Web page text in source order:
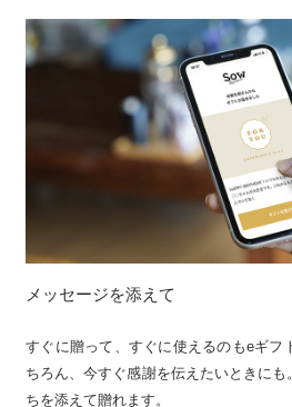
メッセージを添えて
すぐに贈って、すぐに使えるのもeギフ
ちろん、今すぐ感謝を伝えたいときに
ちを添えて贈れます。